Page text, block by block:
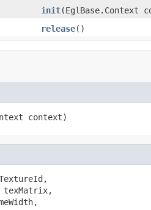
init(EglBase.Context
release()
context)
texMatrix,